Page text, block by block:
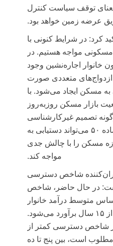
معنای توقف سیاست کنترل
عرضه زمین خواهد بود.
کرد: در شرایط کنونی با
مواجه هستیم. در
خانوار اجاره‌نشین وجود
ازدواج‌های متعددی صورت
به مسکن ایجاد می‌شود. با
بازار مسکن روزبه‌روز
تصمیم غیرکارشناسی
مانند حذف تبصره یک ماده ۵۰ می‌تواند دستیابی به
مسکن را با چالش جدی
مواجه کند.
شاخص دسترسی
در حال حاضر، شاخص
متوسط درآمد خانوار
در سال ۱۴۰۲ بیش از ۱۵ سال برآورد می‌شود.
شاخص دسترسی کمتر از
است، بین پنج تا ده